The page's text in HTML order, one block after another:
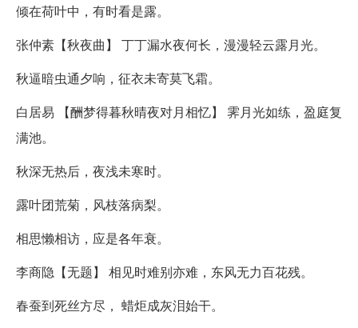
倾在荷叶中，有时看是露。
张仲素【秋夜曲】 丁丁漏水夜何长，漫漫轻云露月光。
秋逼暗虫通夕响，征衣未寄莫飞霜。
白居易 【酬梦得暮秋晴夜对月相忆】 霁月光如练，盈庭复
满池。
秋深无热后，夜浅未寒时。
露叶团荒菊，风枝落病梨。
相思懒相访，应是各年衰。
李商隐【无题】 相见时难别亦难，东风无力百花残。
春蚕到死丝方尽， 蜡炬成灰泪始干。